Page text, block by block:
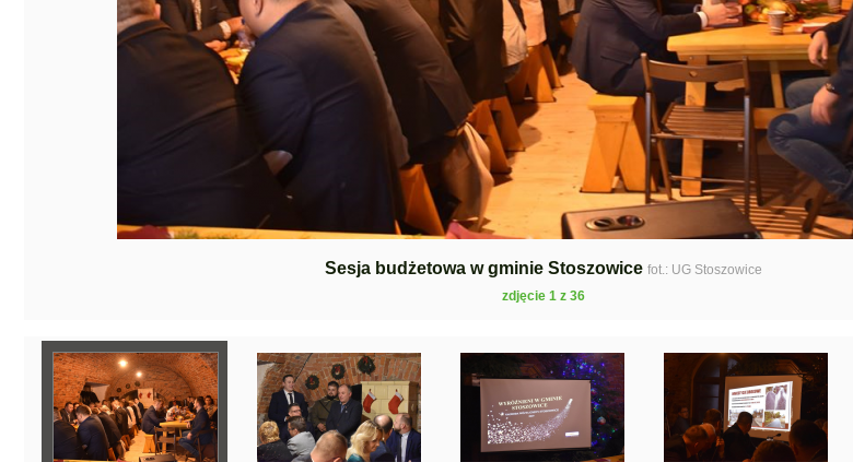
Sesja budżetowa w gminie Stoszowice fot.: UG Stoszowice
zdjęcie 1 z 36